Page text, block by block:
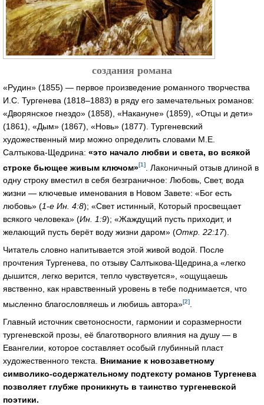
создания романа
«Рудин» (1855) — первое произведение романного творчества
И.С. Тургенева (1818–1883) в ряду его замечательных романов:
«Дворянское гнездо» (1858), «Накануне» (1859), «Отцы и дети»
(1861), «Дым» (1867), «Новь» (1877). Тургеневский
художественный мир можно определить словами М.Е.
Салтыкова-Щедрина: «это начало любви и света, во всякой
строке бьющее живым ключом»[1]
. Лаконичный отзыв длиной в
одну строку вместил в себя безграничное: Любовь, Свет, вода
жизни — ключевые именования в Новом Завете: «Бог есть
любовь» (1-е Ин. 4:8); «Свет истинный, Который просвещает
всякого человека» (Ин. 1:9); «Жаждущий пусть приходит, и
желающий пусть берёт воду жизни даром» (Откр. 22:17).
Читатель словно напитывается этой живой водой. После
прочтения Тургенева, по отзыву Салтыкова-Щедрина,a «легко
дышится, легко верится, тепло чувствуется», «ощущаешь
явственно, как нравственный уровень в тебе поднимается, что
мысленно благословляешь и любишь автора»[2]
Главный источник светоносности, гармонии и соразмерности
тургеневской прозы, её благотворного влияния на душу — в
Евангелии, которое составляет особый глубинный пласт
художественного текста. Внимание к новозаветному
символико-содержательному подтексту романов Тургенева
позволяет глубже проникнуть в таинство тургеневской
поэтики.